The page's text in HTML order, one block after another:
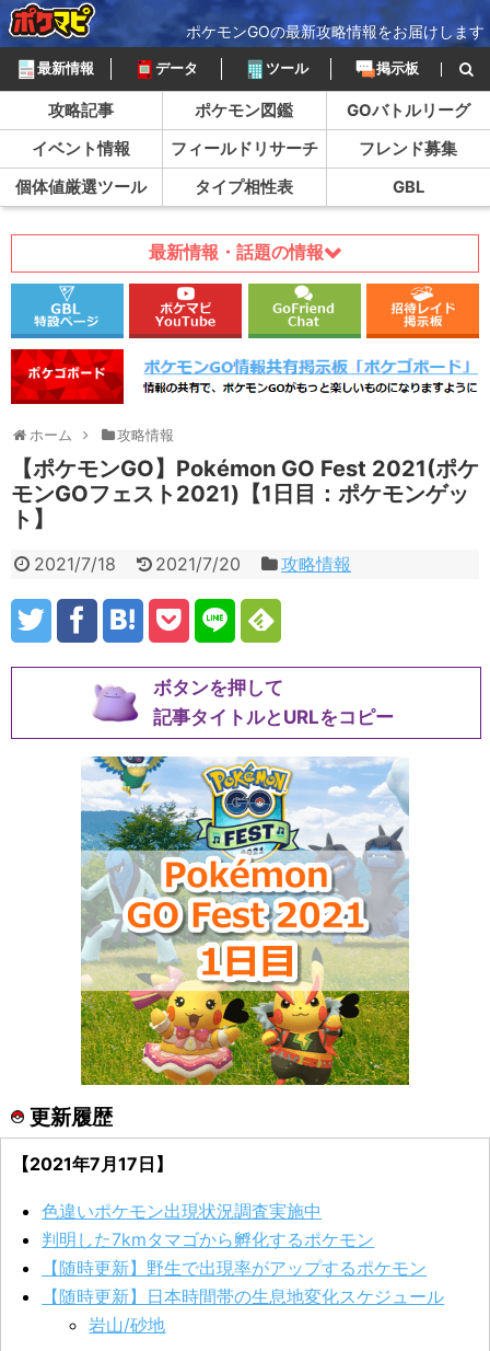
ポケモンGOの最新攻略情報をお届けします
最新情報 データ ツール 掲示板
攻略記事 ポケモン図鑑
GOバトルリーグ
イベント情報
フィールドリサーチ
フレンド募集
個体値厳選ツール
タイプ相性表 GBL
最新情報・話題の情報
ホーム 攻略情報
【ポケモンGO】Pokémon GO Fest 2021(ポケ
モンGOフェスト2021)【1日目：ポケモンゲッ
ト】
2021/7/18 2021/7/20 攻略情報
ボタンを押して
記事タイトルとURLをコピー
更新履歴
【2021年7月17日】
色違いポケモン出現状況調査実施中
判明した7kmタマゴから孵化するポケモン
【随時更新】野生で出現率がアップするポケモン
【随時更新】日本時間帯の生息地変化スケジュール
岩山/砂地